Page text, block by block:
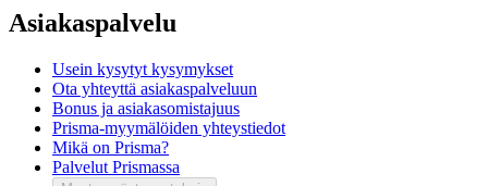
Asiakaspalvelu
Usein kysytyt kysymykset
Ota yhteyttä asiakaspalveluun
Bonus ja asiakasomistajuus
Prisma-myymälöiden yhteystiedot
Mikä on Prisma?
Palvelut Prismassa